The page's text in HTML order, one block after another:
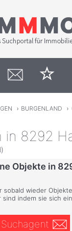
› BURGENLAND ›
in 8292
Objekte in
sobald wieder
indem sie sich
Suchagent